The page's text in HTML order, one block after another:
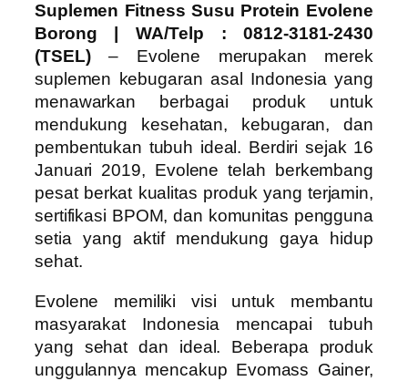
Suplemen Fitness Susu Protein Evolene
Borong | WA/Telp : 0812-3181-2430
(TSEL)– Evolene merupakan merek
suplemen kebugaran asal Indonesia yang
menawarkan berbagai produk untuk
mendukung kesehatan, kebugaran, dan
pembentukan tubuh ideal. Berdiri sejak 16
Januari 2019, Evolene telah berkembang
pesat berkat kualitas produk yang terjamin,
sertifikasi BPOM, dan komunitas pengguna
setia yang aktif mendukung gaya hidup
sehat.
Evolene memiliki visi untuk membantu
masyarakat Indonesia mencapai tubuh
yang sehat dan ideal. Beberapa produk
unggulannya mencakup Evomass Gainer,